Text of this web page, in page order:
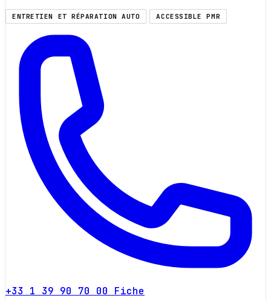
ENTRETIEN ET RÉPARATION AUTO ACCESSIBLE PMR
+33 1 39 90 70 00 Fiche